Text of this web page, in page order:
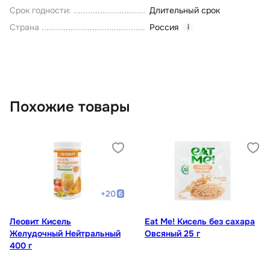
Срок годности:
Длительный срок
Страна
Россия i
Похожие товары
+20
Леовит Кисель
Желудочный Нейтральный
400 г
Eat Me! Кисель без сахара
Овсяный 25 г